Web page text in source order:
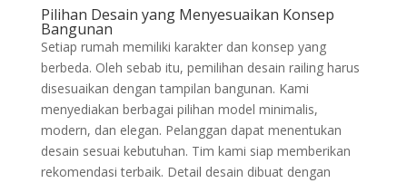
Pilihan Desain yang Menyesuaikan Konsep
Bangunan
Setiap rumah memiliki karakter dan konsep yang
berbeda. Oleh sebab itu, pemilihan desain railing harus
disesuaikan dengan tampilan bangunan. Kami
menyediakan berbagai pilihan model minimalis,
modern, dan elegan. Pelanggan dapat menentukan
desain sesuai kebutuhan. Tim kami siap memberikan
rekomendasi terbaik. Detail desain dibuat dengan